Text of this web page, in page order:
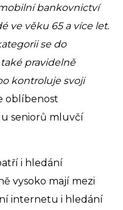
bankovnictví
ve věku 65 a více let.
se do
pravidelně
kontroluje svoji
oblíbenost
seniorů mluvčí
i hledání
vysoko mají mezi
internetu i hledání